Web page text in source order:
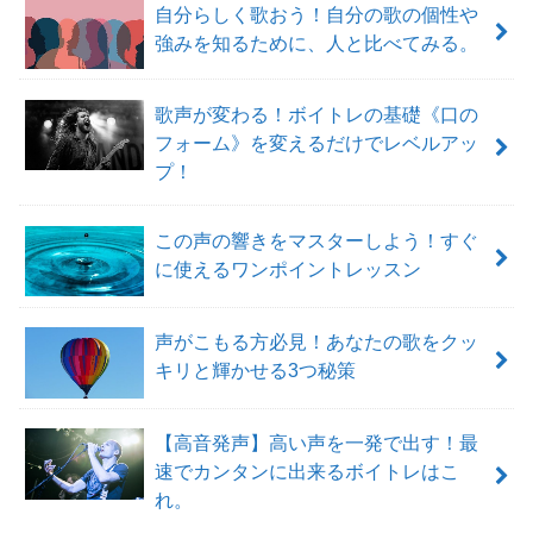
自分らしく歌おう！自分の歌の個性や
強みを知るために、人と比べてみる。
歌声が変わる！ボイトレの基礎《口の
フォーム》を変えるだけでレベルアッ
プ！
この声の響きをマスターしよう！すぐ
に使えるワンポイントレッスン
声がこもる方必見！あなたの歌をクッ
キリと輝かせる3つ秘策
【高音発声】高い声を一発で出す！最
速でカンタンに出来るボイトレはこ
れ。